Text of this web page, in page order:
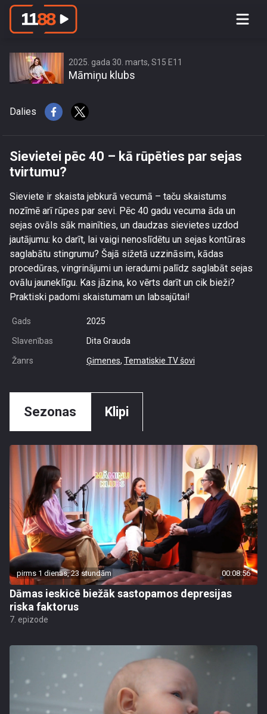
Sievietei pēc 40 – kā rūpēties par
2025. gada 30. marts, S15 E11
Māmiņu klubs
Dalies
Sievietei pēc 40 – kā rūpēties par sejas
tvirtumu?
Sieviete ir skaista jebkurā vecumā – taču skaistums
nozīmē arī rūpes par sevi. Pēc 40 gadu vecuma āda un
sejas ovāls sāk mainīties, un daudzas sievietes uzdod
jautājumu: ko darīt, lai vaigi nenoslīdētu un sejas kontūras
saglabātu stingrumu? Šajā sižetā uzzināsim, kādas
procedūras, vingrinājumi un ieradumi palīdz saglabāt sejas
ovālu jauneklīgu. Kas jāzina, ko vērts darīt un cik bieži?
Praktiski padomi skaistumam un labsajūtai!
Gads 2025
Slavenības Dita Grauda
Žanrs Ģimenes, Tematiskie TV šovi
Sezonas Klipi
pirms 1 dienas, 23 stundām 00:08:56
Dāmas ieskicē biežāk sastopamos depresijas
riska faktorus
7. epizode